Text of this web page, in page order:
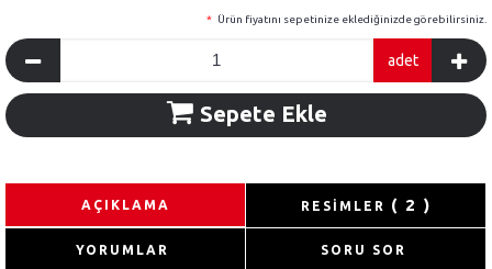
* Ürün fiyatını sepetinize eklediğinizde görebilirsiniz.
adet
Sepete Ekle
AÇIKLAMA RESİMLER ( 2 )
YORUMLAR SORU SOR